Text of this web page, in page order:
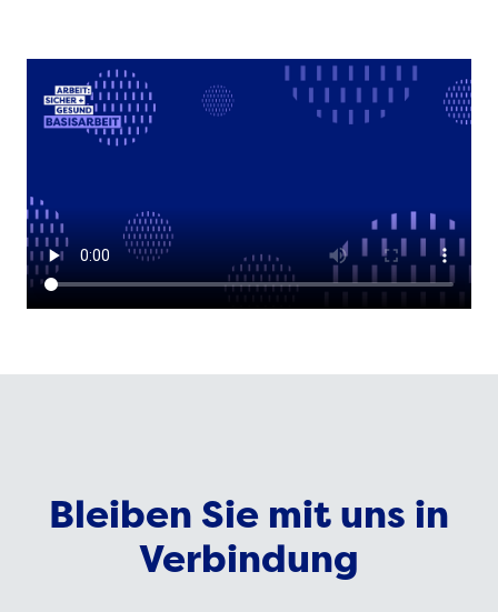
Bleiben Sie mit uns in
Verbindung